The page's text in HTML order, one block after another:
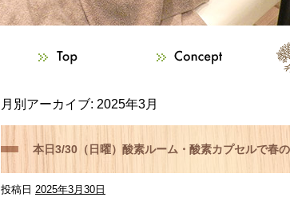
月別アーカイブ: 2025年3月
本日3/30（日曜）酸素ルーム・酸素カプセルで春
もと整骨院】
投稿日 2025年3月30日